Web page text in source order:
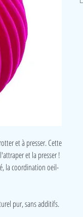
et à presser. Cette
et la presser !
la coordination oeil-
pur, sans additifs.